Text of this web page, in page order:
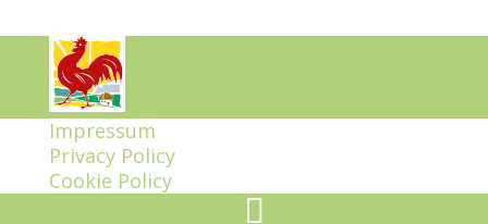
Impressum
Privacy Policy
Cookie Policy